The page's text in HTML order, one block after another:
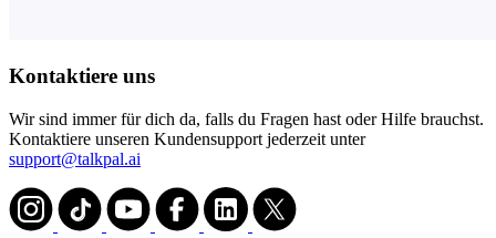
Kontaktiere uns
Wir sind immer für dich da, falls du Fragen hast oder Hilfe brauchst.
Kontaktiere unseren Kundensupport jederzeit unter
support@talkpal.ai